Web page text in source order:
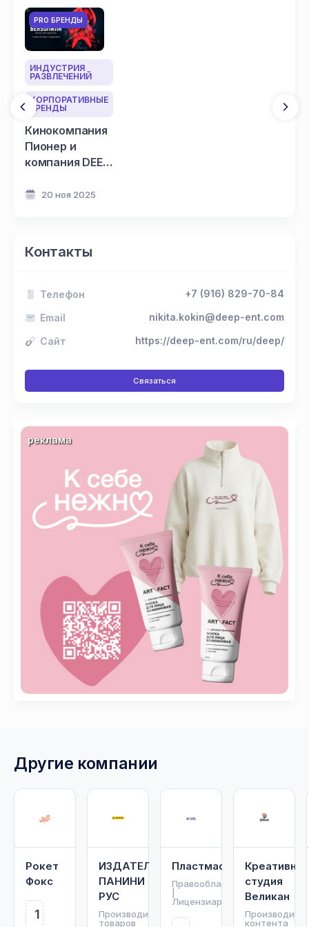
манга"
Harvey
Awards
PRO БРЕНДЫ
ИНДУСТРИЯ
РАЗВЛЕЧЕНИЙ
КОРПОРАТИВНЫЕ
БРЕНДЫ
Кинокомпания
Пионер и
компания DEEP
официальный
«Человек-
Фильм: История
20 ноя 2025
Контакты
Телефон +7 (916) 829-70-84
Email nikita.kokin@deep-ent.com
Сайт https://deep-ent.com/ru/deep/
Связаться
реклама
Другие компании
Рокет
Фокс
1
ИЗДАТЕЛЬСТВО
ПАНИНИ
РУС
Производитель
товаров
Пластмастер
Правообладатель
Лицензиар
Креативная
студия
Великан
контента